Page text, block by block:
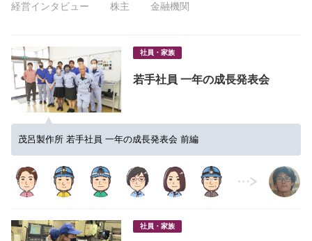
経営インタビュー 株主 金融機関
社員・家族
若手社員 一年の成長発表会
茂呂製作所 若手社員 一年の成長発表会 前編
社員・家族